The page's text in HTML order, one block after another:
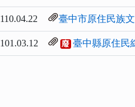
110.04.22 臺中市原住民族
101.03.12 廢 臺中縣原住民